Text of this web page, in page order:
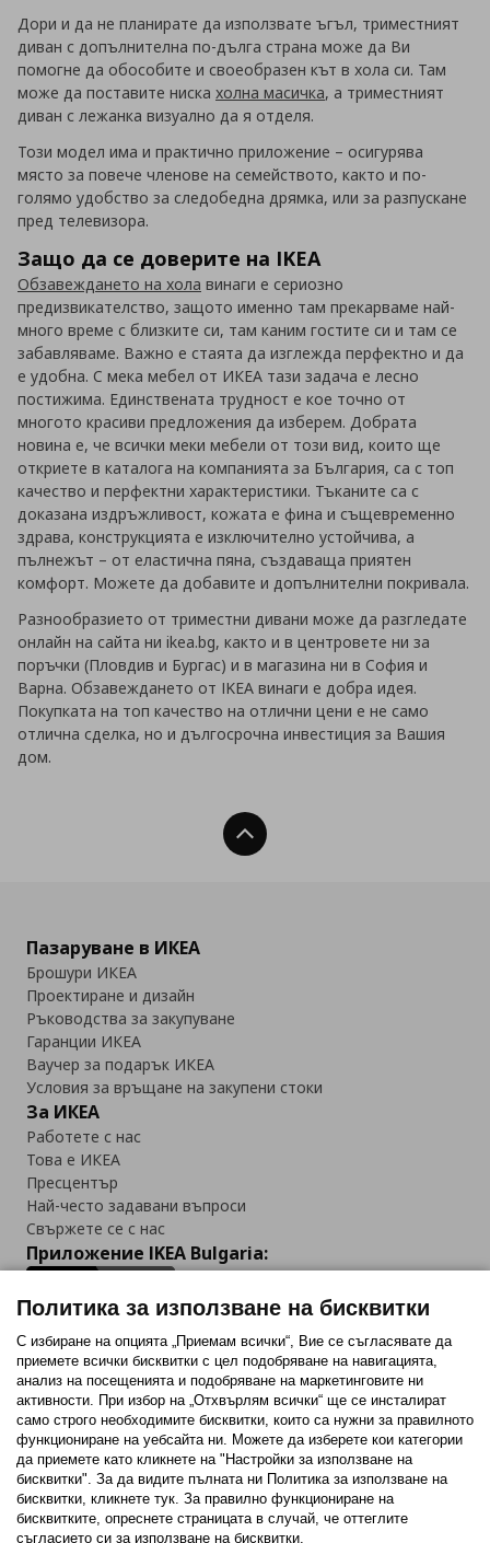
Дори и да не планирате да използвате ъгъл, триместният
диван с допълнителна по-дълга страна може да Ви
помогне да обособите и своеобразен кът в хола си. Там
може да поставите ниска холна масичка, а триместният
диван с лежанка визуално да я отделя.
Този модел има и практично приложение – осигурява
място за повече членове на семейството, както и по-
голямо удобство за следобедна дрямка, или за разпускане
пред телевизора.
Защо да се доверите на IKEA
Обзавеждането на хола винаги е сериозно
предизвикателство, защото именно там прекарваме най-
много време с близките си, там каним гостите си и там се
забавляваме. Важно е стаята да изглежда перфектно и да
е удобна. С мека мебел от ИКЕА тази задача е лесно
постижима. Единствената трудност е кое точно от
многото красиви предложения да изберем. Добрата
новина е, че всички меки мебели от този вид, които ще
откриете в каталога на компанията за България, са с топ
качество и перфектни характеристики. Тъканите са с
доказана издръжливост, кожата е фина и същевременно
здрава, конструкцията е изключително устойчива, а
пълнежът – от еластична пяна, създаваща приятен
комфорт. Можете да добавите и допълнителни покривала.
Разнообразието от триместни дивани може да разгледате
онлайн на сайта ни ikea.bg, както и в центровете ни за
поръчки (Пловдив и Бургас) и в магазина ни в София и
Варна. Обзавеждането от IKEA винаги е добра идея.
Покупката на топ качество на отлични цени е не само
отлична сделка, но и дългосрочна инвестиция за Вашия
дом.
Нагоре
Пазаруване в ИКЕА
Брошури ИКЕА
Проектиране и дизайн
Ръководства за закупуване
Гаранции ИКЕА
Ваучер за подарък ИКЕА
Условия за връщане на закупени стоки
За ИКЕА
Работете с нас
Това е ИКЕА
Пресцентър
Най-често задавани въпроси
Свържете се с нас
Приложение IKEA Bulgaria:
Последвайте ни:
FacebookTwitterYoutubePinterestInstagram
Политика за използване на бисквитки
С избиране на опцията „Приемам всички“, Вие се съгласявате да
приемете всички бисквитки с цел подобряване на навигацията,
анализ на посещенията и подобряване на маркетинговите ни
активности. При избор на „Отхвърлям всички“ ще се инсталират
само строго необходимитe бисквитки, които са нужни за правилното
функциониране на уебсайта ни. Можете да изберете кои категории
да приемете като кликнете на "Настройки за използване на
бисквитки". За да видите пълната ни Политика за използване на
бисквитки, кликнете тук. За правилно функциониране на
бисквитките, опреснете страницата в случай, че оттеглите
съгласието си за използване на бисквитки.